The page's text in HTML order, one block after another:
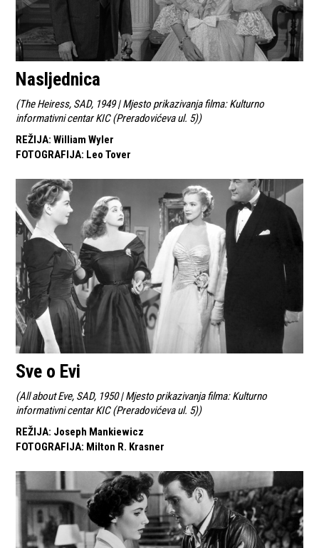
Nasljednica
(The Heiress, SAD, 1949 | Mjesto prikazivanja filma: Kulturno
informativni centar KIC (Preradovićeva ul. 5))
REŽIJA: William Wyler
FOTOGRAFIJA: Leo Tover
Sve o Evi
(All about Eve, SAD, 1950 | Mjesto prikazivanja filma: Kulturno
informativni centar KIC (Preradovićeva ul. 5))
REŽIJA: Joseph Mankiewicz
FOTOGRAFIJA: Milton R. Krasner